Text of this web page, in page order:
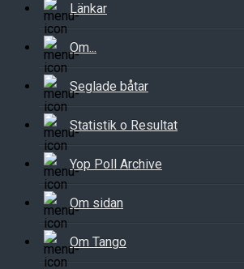
Länkar
Om...
Seglade båtar
Statistik o Resultat
Yop Poll Archive
Om sidan
Om Tango